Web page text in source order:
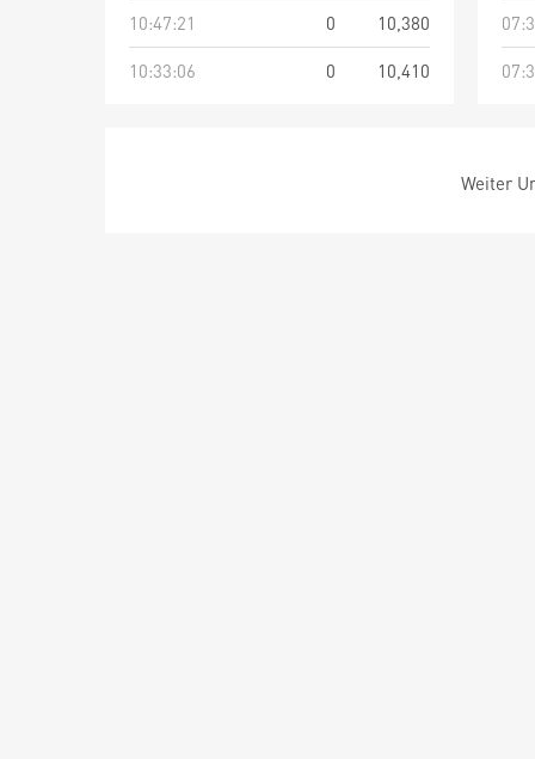
10:47:21
0
10,380
10:33:06
0 10,410
Weiter